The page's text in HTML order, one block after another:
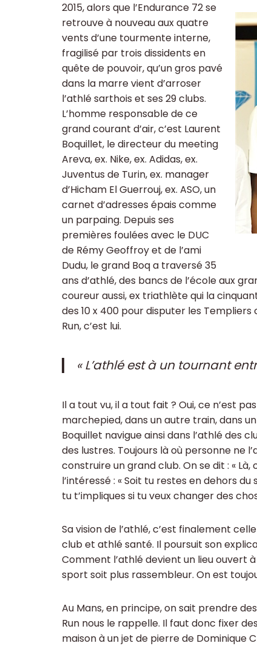
2015, alors que l’Endurance 72 se
retrouve à nouveau aux quatre
vents d’une tourmente interne,
fragilisé par trois dissidents en
quête de pouvoir, qu’un gros pavé
dans la marre vient d’arroser
l’athlé sarthois et ses 29 clubs.
L’homme responsable de ce
grand courant d’air, c’est Laurent
Boquillet, le directeur du meeting
Areva, ex. Nike, ex. Adidas, ex.
Juventus de Turin, ex. manager
d’Hicham El Guerrouj, ex. ASO, un
carnet d’adresses épais comme
un parpaing. Depuis ses
premières foulées avec le DUC
de Rémy Geoffroy et de l’ami
Dudu, le grand Boq a traversé 35
ans d’athlé, des bancs de l’école aux
coureur aussi, ex triathlète qui la
des 10 x 400 pour disputer les
Run, c’est lui.
« L’athlé est à un tournant
Il a tout vu, il a tout fait ? Oui, ce n’est
marchepied, dans un autre train, dans
Boquillet navigue ainsi dans l’athlé des
des lustres. Toujours là où personne ne
construire un grand club. On se dit : « Là,
l’intéressé : « Soit tu restes en dehors
tu t’impliques si tu veux changer des
Sa vision de l’athlé, c’est finalement
club et athlé santé. Il poursuit son
Comment l’athlé devient un lieu ouvert
sport soit plus rassembleur. On est
Au Mans, en principe, on sait prendre
Run nous le rappelle. Il faut donc fixer
maison à un jet de pierre de Dominique